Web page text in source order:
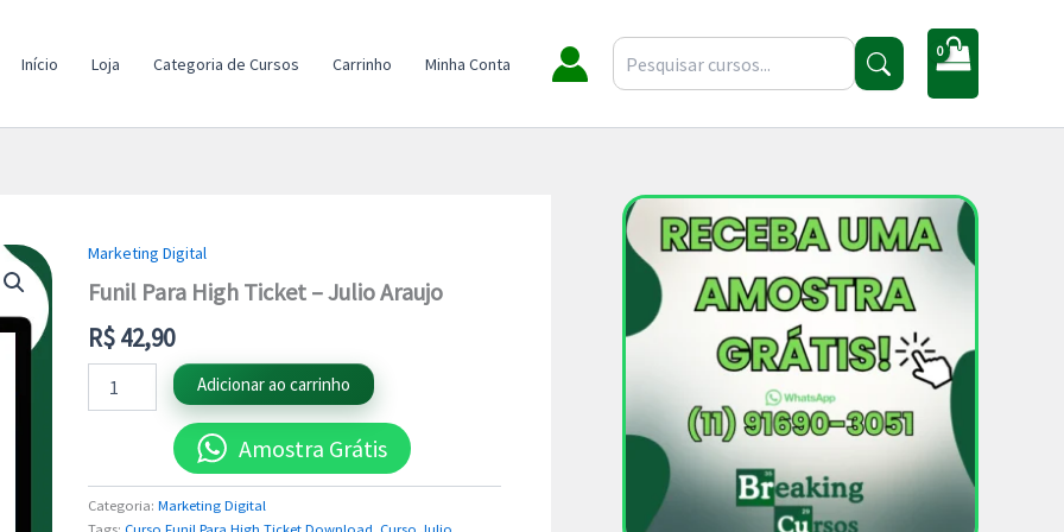
Início Loja Categoria de Cursos Carrinho Minha Conta
Marketing Digital
Funil Para High Ticket – Julio Araujo
R$42,90
Funil
Para
High
Ticket
-
Araujo
Adicionar ao carrinho
Amostra Grátis
Categoria:Marketing Digital